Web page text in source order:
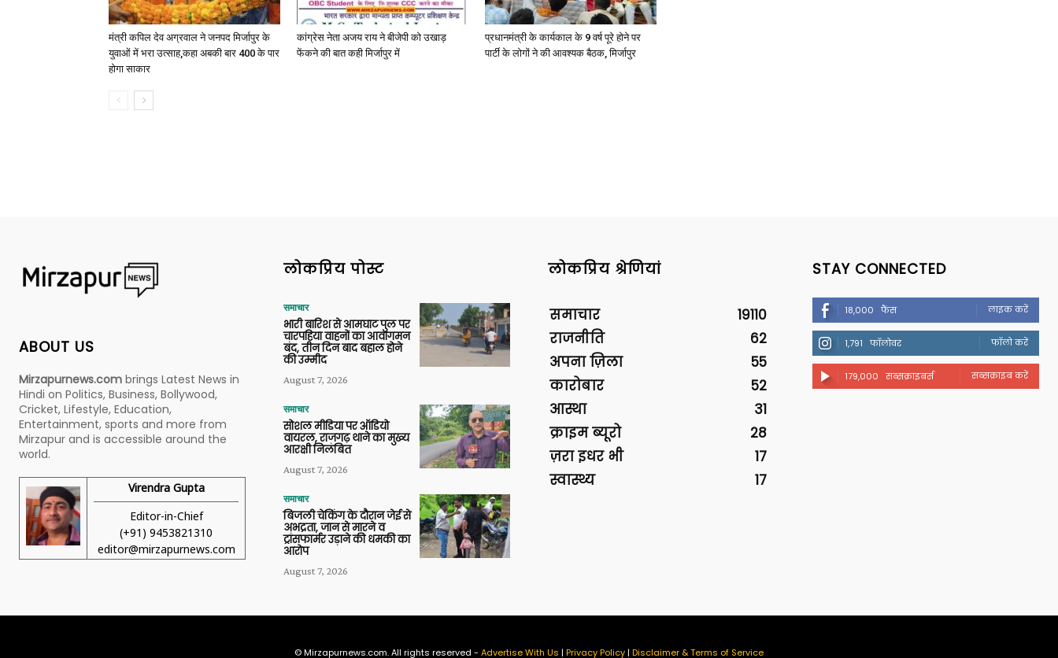
News
मंत्री कपिल देव अग्रवाल ने जनपद मिर्जापुर के
युवाओं में भरा उत्साह,कहा अबकी बार 400 के पार
होगा साकार
कांग्रेस नेता अजय राय ने बीजेपी को उखाड़
फेंकने की बात कही मिर्जापुर में
प्रधानमंत्री के कार्यकाल के 9 वर्ष पूरे होने पर
पार्टी के लोगों ने की आवश्यक बैठक, मिर्जापुर
ABOUT US
Mirzapurnews.com brings Latest News in
Hindi on Politics, Business, Bollywood,
Cricket, Lifestyle, Education,
Entertainment, sports and more from
Mirzapur and is accessible around the
world.
Virendra Gupta
Editor-in-Chief
(+91) 9453821310
editor@mirzapurnews.com
लोकप्रिय पोस्ट
समाचार
भारी बारिश से आमघाट पुल पर
चारपहिया वाहनों का आवागमन
बंद, तीन दिन बाद बहाल होने
की उम्मीद
August 7, 2026
समाचार
सोशल मीडिया पर ऑडियो
वायरल, राजगढ़ थाने का मुख्य
आरक्षी निलंबित
August 7, 2026
समाचार
बिजली चेकिंग के दौरान जेई से
अभद्रता, जान से मारने व
ट्रांसफार्मर उड़ाने की धमकी का
आरोप
August 7, 2026
लोकप्रिय श्रेणियां
समाचार
19110
राजनीति
62
अपना ज़िला
55
कारोबार
52
आस्था
31
क्राइम ब्यूरो
28
ज़रा इधर भी
17
स्वास्थ्य
17
STAY CONNECTED
18,000 फैंस लाइक करें
1,791 फॉलोवर फॉलो करें
179,000 सब्सक्राइबर्स सब्सक्राइब करें
© Mirzapurnews.com. All rights reserved - Advertise With Us | Privacy Policy| Disclaimer & Terms of Service